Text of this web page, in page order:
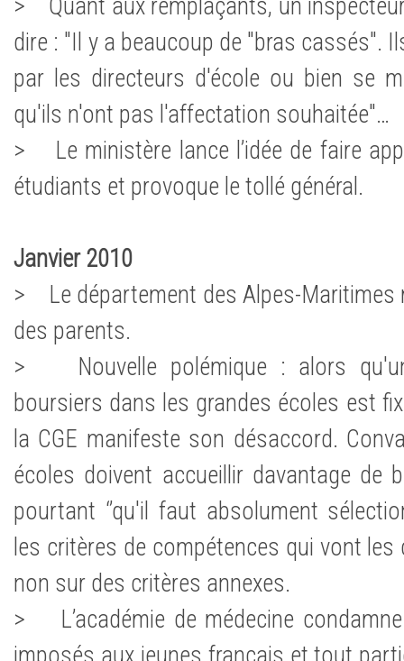
> Quant aux remplaçants, un inspecteur
dire : "Il y a beaucoup de "bras cassés".
par les directeurs d'école ou bien se
qu'ils n'ont pas l'affectation souhaitée"…
> Le ministère lance l’idée de faire
étudiants et provoque le tollé général.
Janvier 2010
> Le département des Alpes-Maritimes
des parents.
> Nouvelle polémique : alors
boursiers dans les grandes écoles est
la CGE manifeste son désaccord.
écoles doivent accueillir davantage de
pourtant ‘’qu'il faut absolument
les critères de compétences qui vont
non sur des critères annexes.
> L’académie de médecine